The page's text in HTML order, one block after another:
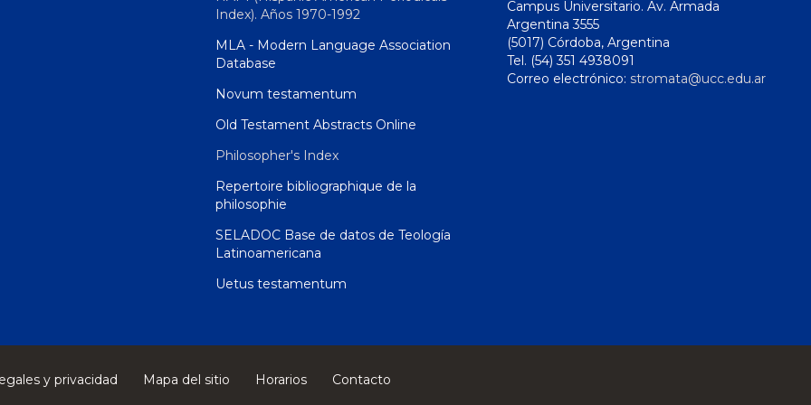
Index). Años 1970-1992
MLA - Modern Language Association
Database
Novum testamentum
Old Testament Abstracts Online
Philosopher's Index
Repertoire bibliographique de la
philosophie
SELADOC Base de datos de Teología
Latinoamericana
Uetus testamentum
Campus Universitario. Av. Armada
Argentina 3555
(5017) Córdoba, Argentina
Tel. (54) 351 4938091
Correo electrónico: stromata@ucc.edu.ar
y privacidad Mapa del sitio Horarios
Contacto